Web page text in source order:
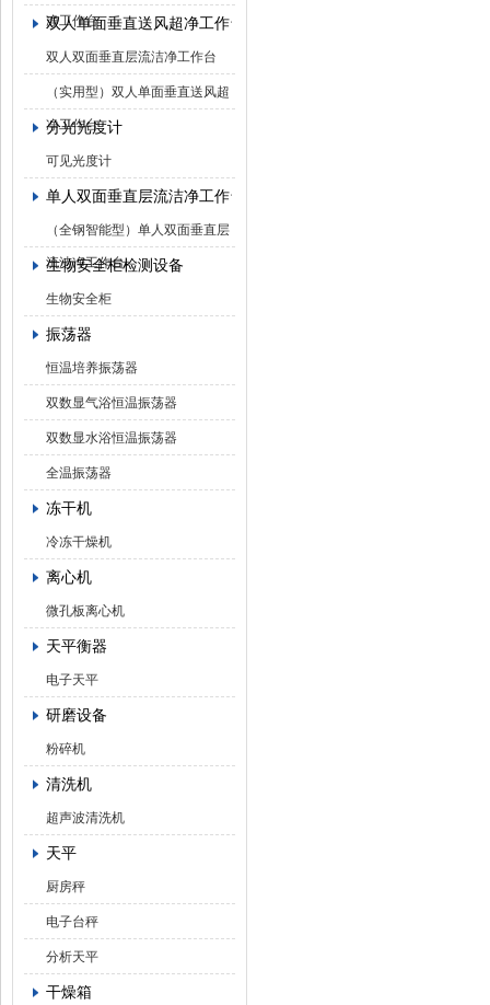
净工作台
双人单面垂直送风超净工作台
双人双面垂直层流洁净工作台
（实用型）双人单面垂直送风超
净工作台
分光光度计
可见光度计
单人双面垂直层流洁净工作台
（全钢智能型）单人双面垂直层
流洁净工作台
生物安全柜检测设备
生物安全柜
振荡器
恒温培养振荡器
双数显气浴恒温振荡器
双数显水浴恒温振荡器
全温振荡器
冻干机
冷冻干燥机
离心机
微孔板离心机
天平衡器
电子天平
研磨设备
粉碎机
清洗机
超声波清洗机
天平
厨房秤
电子台秤
分析天平
干燥箱